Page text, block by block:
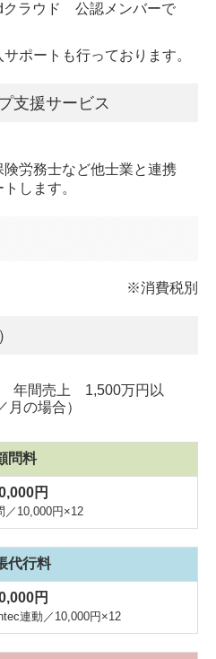
クラウド 公認メンバーで
ポートも行っております。
支援サービス
労務士など他士業と連携
します。
※消費税別
年間売上 1,500万円以
の場合）
問料
円
／10,000円×12
代行料
円
連動／10,000円×12